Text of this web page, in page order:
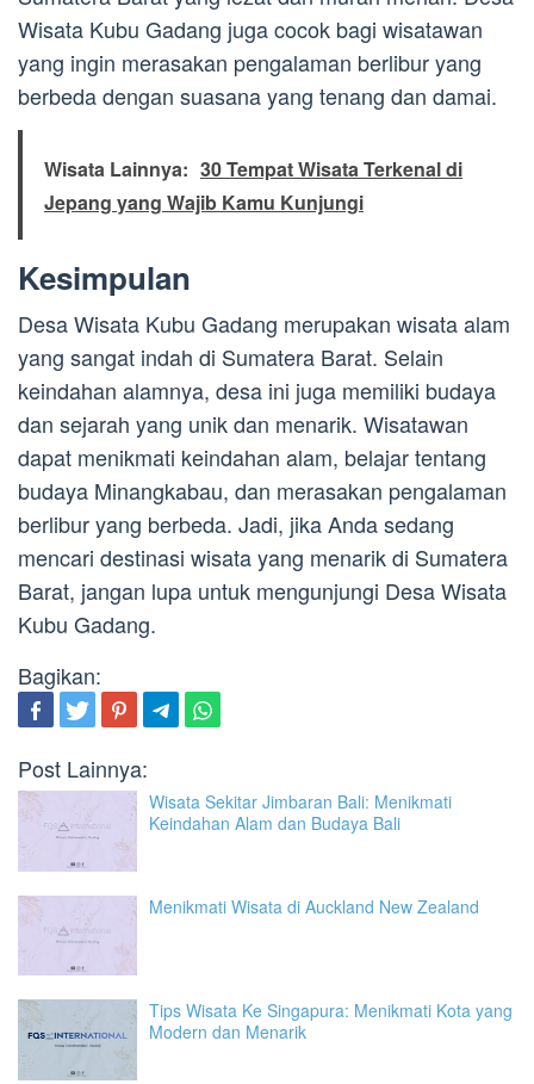
Wisata Kubu Gadang juga cocok bagi wisatawan
yang ingin merasakan pengalaman berlibur yang
berbeda dengan suasana yang tenang dan damai.
Wisata Lainnya: 30 Tempat Wisata Terkenal di
Jepang yang Wajib Kamu Kunjungi
Kesimpulan
Desa Wisata Kubu Gadang merupakan wisata alam
yang sangat indah di Sumatera Barat. Selain
keindahan alamnya, desa ini juga memiliki budaya
dan sejarah yang unik dan menarik. Wisatawan
dapat menikmati keindahan alam, belajar tentang
budaya Minangkabau, dan merasakan pengalaman
berlibur yang berbeda. Jadi, jika Anda sedang
mencari destinasi wisata yang menarik di Sumatera
Barat, jangan lupa untuk mengunjungi Desa Wisata
Kubu Gadang.
Bagikan:
Post Lainnya:
Wisata Sekitar Jimbaran Bali: Menikmati
Keindahan Alam dan Budaya Bali
Menikmati Wisata di Auckland New Zealand
Tips Wisata Ke Singapura: Menikmati Kota yang
Modern dan Menarik